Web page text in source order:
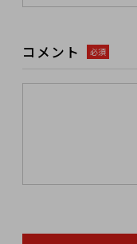
コメント 必須